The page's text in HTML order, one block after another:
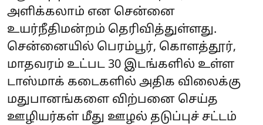
அளிக்கலாம் என சென்னை
உயர்நீதிமன்றம் தெரிவித்துள்ளது.
சென்னையில் பெரம்பூர், கொளத்தூர்,
மாதவரம் உட்பட 30 இடங்களில் உள்ள
டாஸ்மாக் கடைகளில் அதிக விலைக்கு
மதுபானங்களை விற்பனை செய்த
ஊழியர்கள் மீது ஊழல் தடுப்புச் சட்டம்